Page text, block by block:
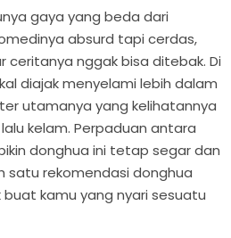
gaya yang beda dari
absurd tapi cerdas,
ceritanya nggak bisa ditebak. Di
diajak menyelami lebih dalam
utamanya yang kelihatannya
kelam. Perpaduan antara
donghua ini tetap segar dan
satu rekomendasi donghua
kamu yang nyari sesuatu